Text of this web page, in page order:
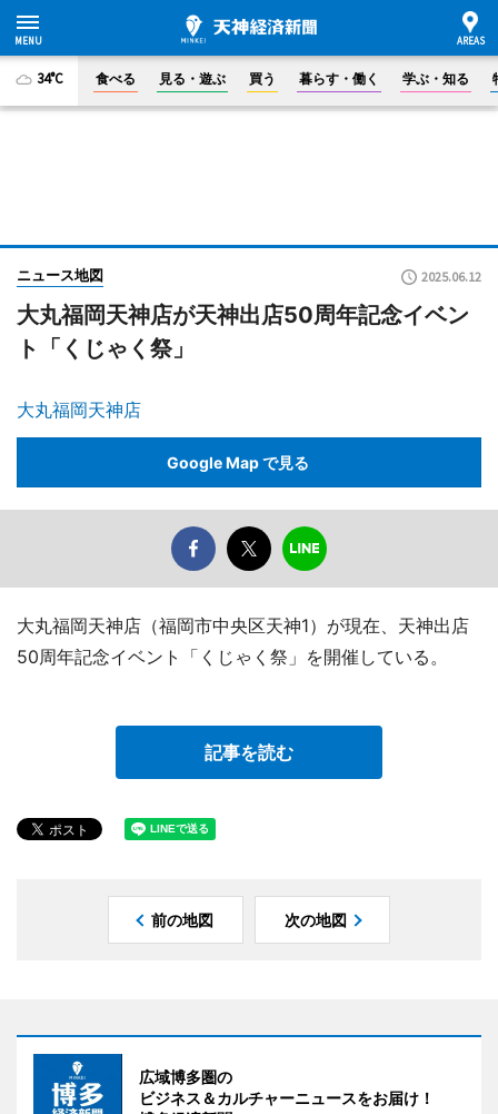
34°C 食べる 見る・遊ぶ 買う 暮らす・働く 学ぶ・知る
ニュース地図 2025.06.12
大丸福岡天神店が天神出店50周年記念イベン
ト「くじゃく祭」
大丸福岡天神店
Google Map で見る
大丸福岡天神店（福岡市中央区天神1）が現在、天神出店
50周年記念イベント「くじゃく祭」を開催している。
記事を読む
前の地図 次の地図
広域博多圏の
ビジネス＆カルチャーニュースをお届け！